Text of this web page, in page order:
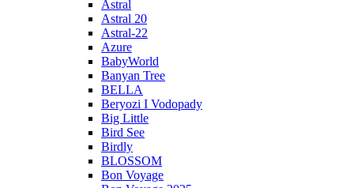
Astral
Astral 20
Astral-22
Azure
BabyWorld
Banyan Tree
BELLA
Beryozi I Vodopady
Big Little
Bird See
Birdly
BLOSSOM
Bon Voyage